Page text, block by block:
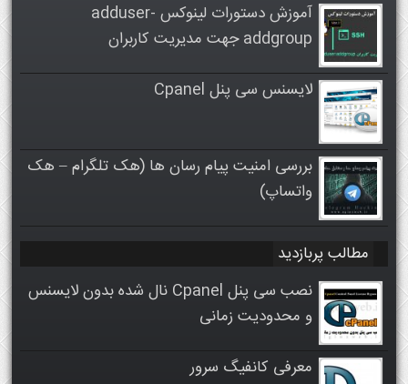
آموزش دستورات لینوکس adduser-
addgroup جهت مدیریت کاربران
لایسنس سی پنل Cpanel
بررسی امنیت پیام رسان ها (هک تلگرام – هک
واتساپ)
مطالب پربازدید
نصب سی پنل Cpanel نال شده بدون لایسنس
و محدودیت زمانی
معرفی کانفیگ سرور